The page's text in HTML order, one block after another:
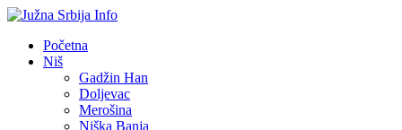
Početna
Niš
Gadžin Han
Doljevac
Merošina
Niška Banja